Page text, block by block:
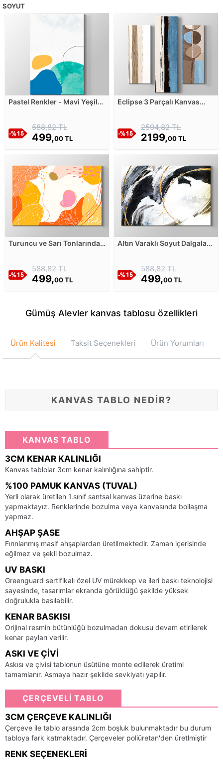
SOYUT
Pastel Renkler - Mavi Yeşil
588,82 TL
499,00 TL
Eclipse 3 Parçalı Kanvas
2594,82 TL
2199,00 TL
Turuncu ve Sarı Tonlarında
588,82 TL
499,00 TL
Altın Varaklı Soyut Dalgalar
588,82 TL
499,00 TL
Gümüş Alevler kanvas tablosu özellikleri
Ürün Kalitesi Taksit Seçenekleri Ürün Yorumları
KANVAS TABLO NEDİR?
KANVAS TABLO
3CM KENAR KALINLIĞI
Kanvas tablolar 3cm kenar kalınlığına sahiptir.
%100 PAMUK KANVAS (TUVAL)
Yerli olarak üretilen 1.sınıf santsal kanvas üzerine baskı
yapmaktayız. Renklerinde bozulma veya kanvasında bollaşma
yapmaz.
AHŞAP ŞASE
Fırınlanmış masif ahşaplardan üretilmektedir. Zaman içerisinde
eğilmez ve şekli bozulmaz.
UV BASKI
Greenguard sertifikalı özel UV mürekkep ve ileri baskı teknolojisi
sayesinde, tasarımlar ekranda görüldüğü şekilde yüksek
doğrulukla basılabilir.
KENAR BASKISI
Orijinal resmin bütünlüğü bozulmadan dokusu devam etirilerek
kenar payları verilir.
ASKI VE ÇIVI
Askısı ve çivisi tablonun üsütüne monte edilerek üretimi
tamamlanır. Asmaya hazır şekilde sevkiyatı yapılır.
ÇERÇEVELİ TABLO
3CM ÇERÇEVE KALINLIĞI
Çerçeve ile tablo arasında 2cm boşluk bulunmaktadır bu durum
tabloya fark katmaktadır. Çerçeveler poliüretan'den üretlmiştir
RENK SEÇENEKLERI